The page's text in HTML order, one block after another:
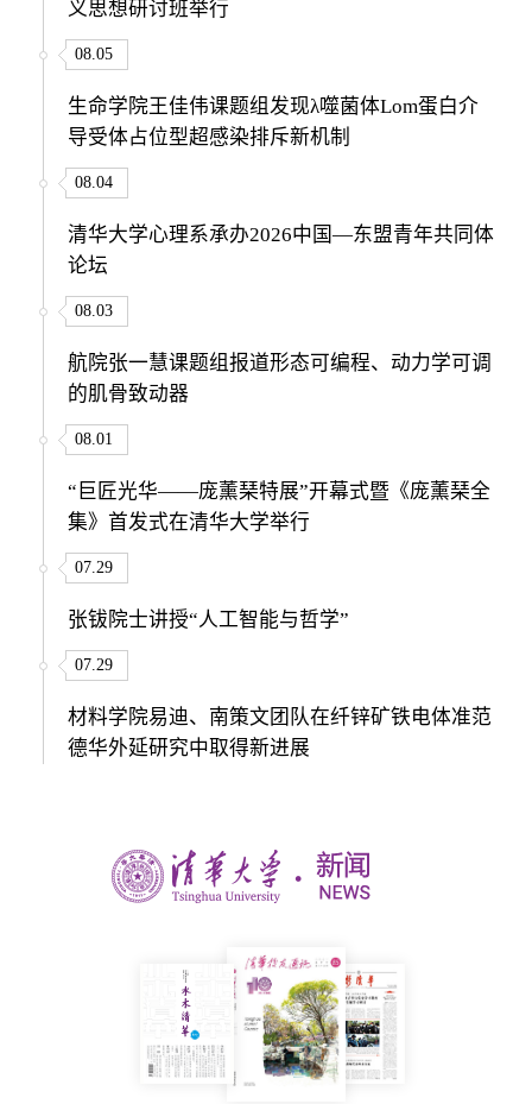
义思想研讨班举行
08.05
生命学院王佳伟课题组发现λ噬菌体Lom蛋白介
导受体占位型超感染排斥新机制
08.04
清华大学心理系承办2026中国—东盟青年共同体
论坛
08.03
航院张一慧课题组报道形态可编程、动力学可调
的肌骨致动器
08.01
“巨匠光华——庞薰琹特展”开幕式暨《庞薰琹全
集》首发式在清华大学举行
07.29
张钹院士讲授“人工智能与哲学”
07.29
材料学院易迪、南策文团队在纤锌矿铁电体准范
德华外延研究中取得新进展